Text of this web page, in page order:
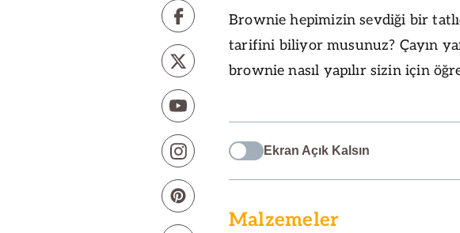
Brownie hepimizin sevdiği bir
tarifini biliyor musunuz? Çayın
brownie nasıl yapılır sizin için
Ekran Açık Kalsın
Malzemeler